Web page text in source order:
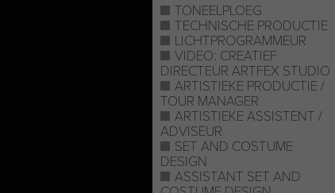
TONEELPLOEG
TECHNISCHE PRODUCTIE
LICHTPROGRAMMEUR
VIDEO: CREATIEF
DIRECTEUR ARTFEX STUDIO
ARTISTIEKE PRODUCTIE /
TOUR MANAGER
ARTISTIEKE ASSISTENT /
ADVISEUR
SET AND COSTUME
DESIGN
ASSISTANT SET AND